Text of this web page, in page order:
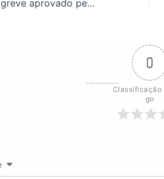
Indicativo de greve aprovado pelos TAE’s da UFOP ganha destaque na imprensa
0
Classificação
go